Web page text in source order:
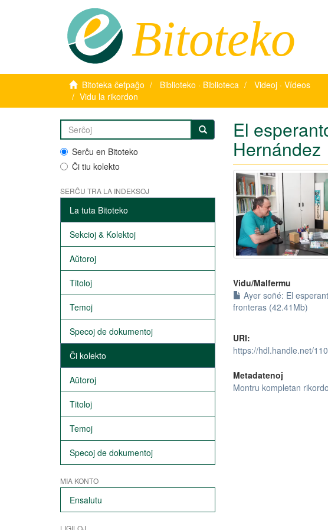
Bitoteko
Bitoteka ĉefpaĝo Biblioteko · Biblioteca
Videoj · Vídeos
Vidu la rikordon
Serĉu en Bitoteko
Ĉi tiu kolekto
SERĈU TRA LA INDEKSOJ
La tuta Bitoteko
Sekcioj & Kolektoj
Aŭtoroj
Titoloj
Temoj
Specoj de dokumentoj
Ĉi kolekto
Aŭtoroj
Titoloj
Temoj
Specoj de dokumentoj
MIA KONTO
Ensalutu
LIGILOJ
El
Hernández
Vidu/Malfermu
Ayer soñé: El
fronteras (42.41Mb)
URI:
https://hdl.handle.net/
Metadatenoj
Montru kompletan